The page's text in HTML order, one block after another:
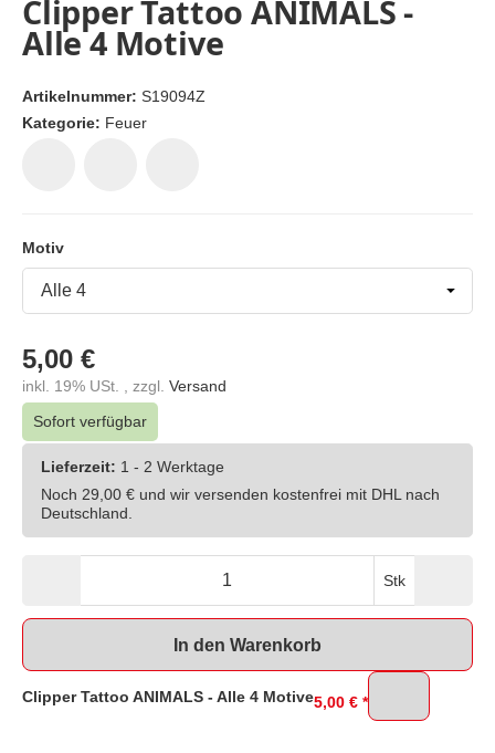
Clipper Tattoo ANIMALS -
Alle 4 Motive
Artikelnummer: S19094Z
Kategorie: Feuer
Motiv
Motiv
5,00 €
inkl. 19% USt. , zzgl. Versand
Sofort verfügbar
Lieferzeit: 1 - 2 Werktage
Noch 29,00 € und wir versenden kostenfrei mit DHL nach
Deutschland.
Stk
In den Warenkorb
Clipper Tattoo ANIMALS - Alle 4 Motive5,00 € *